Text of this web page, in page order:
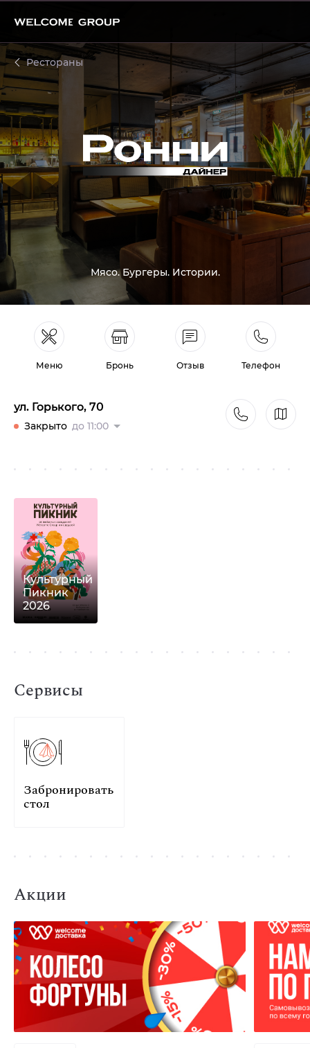
Ронни Дайнер
Рестораны
Мясо. Бургеры. Истории.
Меню Бронь Отзыв Телефон
ул. Горького, 70
Закрыто до 11:00
Культурный
Пикник
2026
Сервисы
Забронировать
стол
Акции